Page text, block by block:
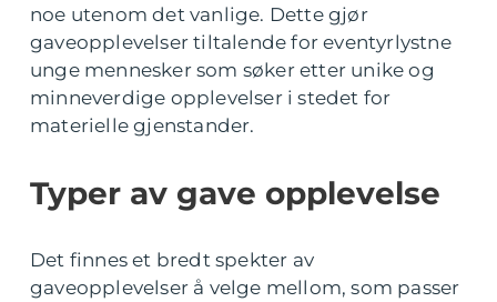
noe utenom det vanlige. Dette gjør
gaveopplevelser tiltalende for eventyrlystne
unge mennesker som søker etter unike og
minneverdige opplevelser i stedet for
materielle gjenstander.
Typer av gave opplevelse
Det finnes et bredt spekter av
gaveopplevelser å velge mellom, som passer